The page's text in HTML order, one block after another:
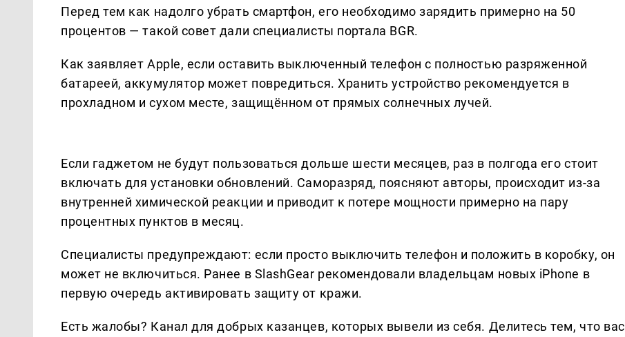
Перед тем как надолго убрать смартфон, его необходимо зарядить примерно на 50
процентов — такой совет дали специалисты портала BGR.
Как заявляет Apple, если оставить выключенный телефон с полностью разряженной
батареей, аккумулятор может повредиться. Хранить устройство рекомендуется в
прохладном и сухом месте, защищённом от прямых солнечных лучей.
Если гаджетом не будут пользоваться дольше шести месяцев, раз в полгода его стоит
включать для установки обновлений. Саморазряд, поясняют авторы, происходит из-за
внутренней химической реакции и приводит к потере мощности примерно на пару
процентных пунктов в месяц.
Специалисты предупреждают: если просто выключить телефон и положить в коробку, он
может не включиться. Ранее в SlashGear рекомендовали владельцам новых iPhone в
первую очередь активировать защиту от кражи.
Есть жалобы? Канал для добрых казанцев, которых вывели из себя. Делитеcь тем, что вас